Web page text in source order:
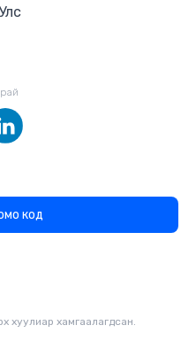
код
хуулиар хамгаалагдсан.